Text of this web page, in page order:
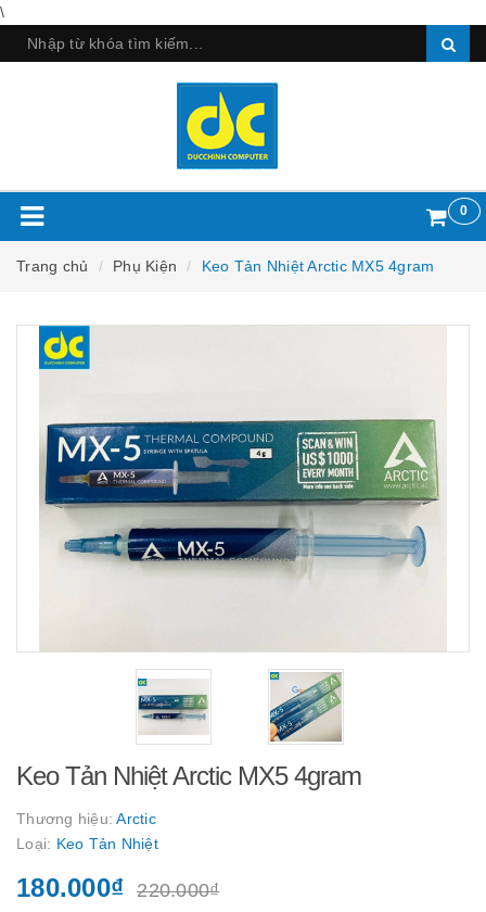
\
0
Trang chủ Phụ Kiện Keo Tản Nhiệt Arctic MX5 4gram
Keo Tản Nhiệt Arctic MX5 4gram
Thương hiệu:Arctic
Loại: Keo Tản Nhiệt
180.000₫ 220.000₫